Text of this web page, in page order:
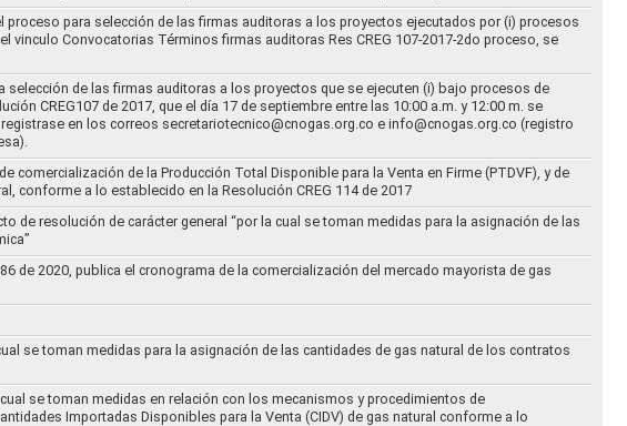
para selección de las firmas auditoras a los proyectos ejecutados por (i) procesos
vinculo Convocatorias Términos firmas auditoras Res CREG 107-2017-2do proceso, se
de las firmas auditoras a los proyectos que se ejecuten (i) bajo procesos de
CREG107 de 2017, que el día 17 de septiembre entre las 10:00 a.m. y 12:00 m. se
en los correos secretariotecnico@cnogas.org.co e info@cnogas.org.co (registro
de la Producción Total Disponible para la Venta en Firme (PTDVF), y de
conforme a lo establecido en la Resolución CREG 114 de 2017
de resolución de carácter general “por la cual se toman medidas para la asignación de las
de 2020, publica el cronograma de la comercialización del mercado mayorista de gas
se toman medidas para la asignación de las cantidades de gas natural de los contratos
se toman medidas en relación con los mecanismos y procedimientos de
Importadas Disponibles para la Venta (CIDV) de gas natural conforme a lo